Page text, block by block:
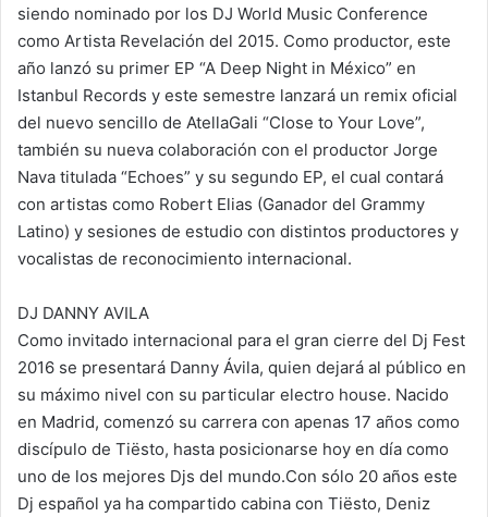
siendo nominado por los DJ World Music Conference
como Artista Revelación del 2015. Como productor, este
año lanzó su primer EP “A Deep Night in México” en
Istanbul Records y este semestre lanzará un remix oficial
del nuevo sencillo de AtellaGali “Close to Your Love”,
también su nueva colaboración con el productor Jorge
Nava titulada “Echoes” y su segundo EP, el cual contará
con artistas como Robert Elias (Ganador del Grammy
Latino) y sesiones de estudio con distintos productores y
vocalistas de reconocimiento internacional.
DJ DANNY AVILA
Como invitado internacional para el gran cierre del Dj Fest
2016 se presentará Danny Ávila, quien dejará al público en
su máximo nivel con su particular electro house. Nacido
en Madrid, comenzó su carrera con apenas 17 años como
discípulo de Tiësto, hasta posicionarse hoy en día como
uno de los mejores Djs del mundo.Con sólo 20 años este
Dj español ya ha compartido cabina con Tiësto, Deniz